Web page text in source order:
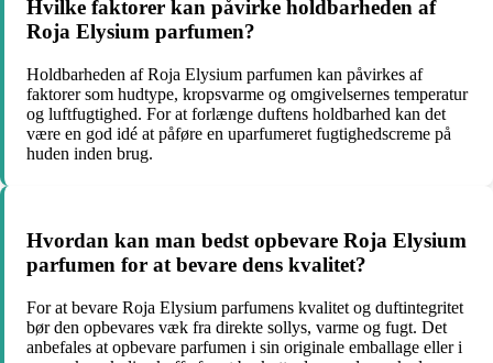
Hvilke faktorer kan påvirke holdbarheden af
Roja Elysium parfumen?
Holdbarheden af Roja Elysium parfumen kan påvirkes af
faktorer som hudtype, kropsvarme og omgivelsernes temperatur
og luftfugtighed. For at forlænge duftens holdbarhed kan det
være en god idé at påføre en uparfumeret fugtighedscreme på
huden inden brug.
Hvordan kan man bedst opbevare Roja Elysium
parfumen for at bevare dens kvalitet?
For at bevare Roja Elysium parfumens kvalitet og duftintegritet
bør den opbevares væk fra direkte sollys, varme og fugt. Det
anbefales at opbevare parfumen i sin originale emballage eller i